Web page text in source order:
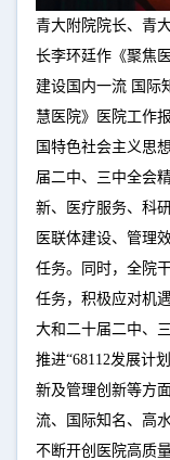
青大附院院长、青
长李环廷作《聚焦
建设国内一流 国际
慧医院》医院工作
国特色社会主义思
届二中、三中全会
新、医疗服务、科
医联体建设、管理
任务。同时，全院
任务，积极应对机
大和二十届二中、
推进“68112发展计
新及管理创新等方
流、国际知名、高
不断开创医院高质